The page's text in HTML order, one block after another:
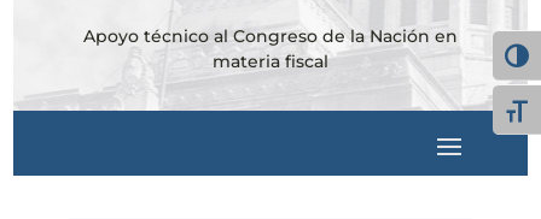
Apoyo técnico al Congreso de la Nación en
materia fiscal